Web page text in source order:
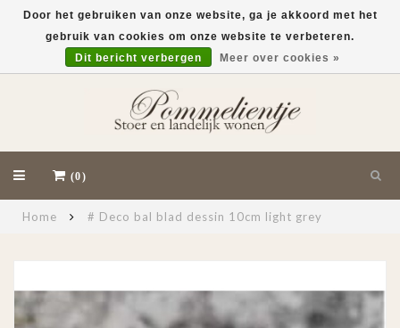
(0)
Home # Deco bal blad dessin 10cm light grey
Door het gebruiken van onze website, ga je akkoord met het
gebruik van cookies om onze website te verbeteren.
Dit bericht verbergen
Meer over cookies »